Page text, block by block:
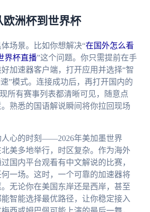
欧洲杯到世界杯
场景。比如你想解决“在国外怎么看
界杯直播”这个问题。你只需提前在手
加速器客户端，打开应用并选择“智
”模式。连接成功后，再打开国内的
所有赛事列表都清晰可见，随意点
熟悉的国语解说瞬间将你拉回现场
人心的时刻——2026年美加墨世界
美多地举行，时区复杂。作为海外
国内平台观看有中文解说的比赛，
一场。这时，一个可靠的加速器将
无论你在美国东岸还是西岸，甚至
智能选择最优路径，让你稳定接入